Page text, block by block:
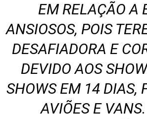
EM RELAÇÃO A
ANSIOSOS, POIS
DESAFIADORA E
DEVIDO AOS
SHOWS EM 14 DIAS,
AVIÕES E